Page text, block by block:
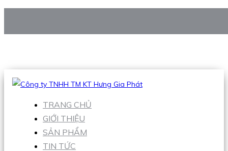
Hotline:0938 906 663
TRANG CHỦ
GIỚI THIỆU
SẢN PHẨM
TIN TỨC